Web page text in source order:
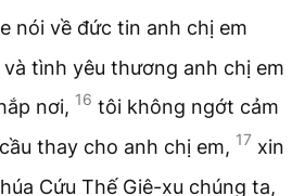
nói về đức tin anh chị em
tình yêu thương anh chị em
nơi, 16 tôi không ngớt cảm
thay cho anh chị em, 17 xin
Cứu Thế Giê-xu chúng ta,